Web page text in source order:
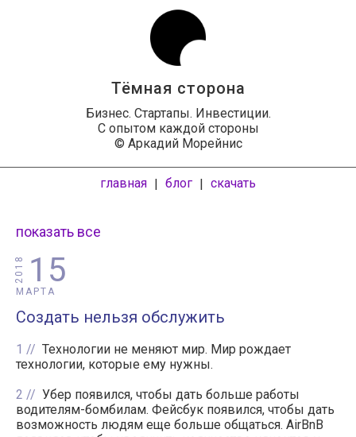
Тёмная сторона
Бизнес. Стартапы. Инвестиции.
С опытом каждой стороны
© Аркадий Морейнис
главная | блог | скачать
показать все
15
МАРТА
2018
Создать нельзя обслужить
1
Технологии не меняют мир. Мир рождает
технологии, которые ему нужны.
2
Убер появился, чтобы дать больше работы
водителям-бомбилам. Фейсбук появился, чтобы дать
возможность людям еще больше общаться. AirBnB